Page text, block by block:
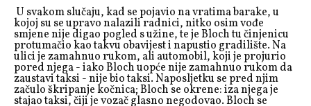
U svakom slučaju, kad se pojavio na vratima barake, u
kojoj su se upravo nalazili radnici, nitko osim vođe
smjene nije digao pogled s užine, te je Bloch tu činjenicu
protumačio kao takvu obavijest i napustio gradilište. Na
ulici je zamahnuo rukom, ali automobil, koji je projurio
pored njega - iako Bloch uopće nije zamahnuo rukom da
zaustavi taksi - nije bio taksi. Naposljetku se pred njim
začulo škripanje kočnica; Bloch se okrene: iza njega je
stajao taksi, čiji je vozač glasno negodovao. Bloch se